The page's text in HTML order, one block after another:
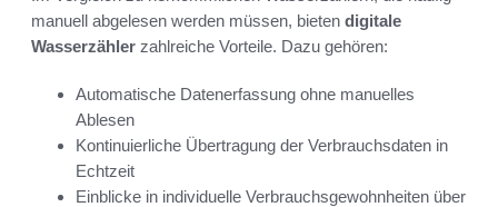
manuell abgelesen werden müssen, bieten digitale
Wasserzähler zahlreiche Vorteile. Dazu gehören:
Automatische Datenerfassung ohne manuelles
Ablesen
Kontinuierliche Übertragung der Verbrauchsdaten in
Echtzeit
Einblicke in individuelle Verbrauchsgewohnheiten über